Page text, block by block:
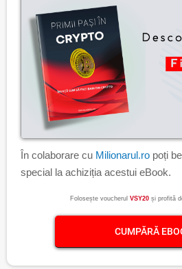
În colaborare cu Milionarul.ro poți
special la achiziția acestui eBook.
Folosește voucherul VSY20 și profită
CUMPĂRĂ